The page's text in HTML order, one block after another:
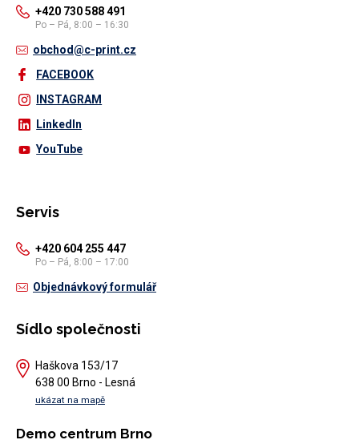
+420 730 588 491
Po – Pá, 8:00 – 16:30
obchod@c-print.cz
FACEBOOK
INSTAGRAM
LinkedIn
YouTube
Servis
+420 604 255 447
Po – Pá, 8:00 – 17:00
Objednávkový formulář
Sídlo společnosti
Haškova 153/17
638 00 Brno - Lesná
ukázat na mapě
Demo centrum Brno